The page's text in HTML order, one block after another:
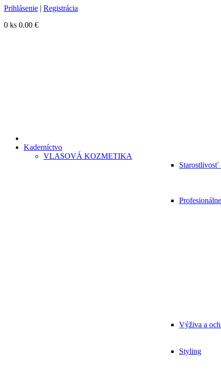
Prihlásenie | Registrácia
0 ks 0.00 €
Kaderníctvo
VLASOVÁ KOZMETIKA
Starostlivosť
Výživa a
Styling